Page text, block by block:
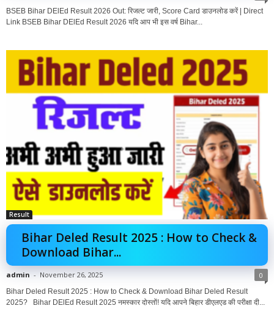
BSEB Bihar DElEd Result 2026 Out: रिजल्ट जारी, Score Card डाउनलोड करें | Direct
Link BSEB Bihar DElEd Result 2026 यदि आप भी इस वर्ष Bihar...
Result
Bihar Deled Result 2025 : How to Check &
Download Bihar...
admin - November 26, 2025 0
Bihar Deled Result 2025 : How to Check & Download Bihar Deled Result
2025? Bihar DElEd Result 2025 नमस्कार दोस्तों! यदि आपने बिहार डीएलएड की परीक्षा दी...